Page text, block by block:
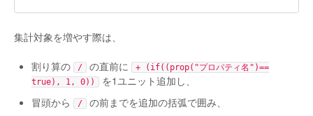
集計対象を増やす際は、
割り算の / の直前に
+ (if((prop("プロパティ名")==
true), 1, 0))
を1ユニット追加し、
冒頭から
/
の前までを追加の括弧で囲み、